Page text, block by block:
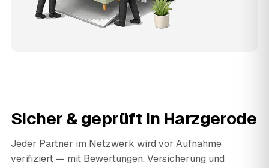
Sicher & geprüft in Harzgerode
Jeder Partner im Netzwerk wird vor Aufnahme
verifiziert — mit Bewertungen, Versicherung und